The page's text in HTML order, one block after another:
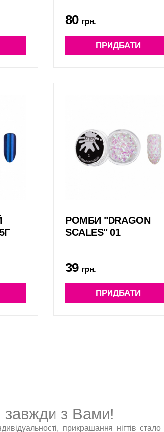
80грн.
ПРИДБАТИ
РОМБИ "DRAGON
SCALES" 01
39грн.
ПРИДБАТИ
завжди з Вами!
прикрашання нігтів